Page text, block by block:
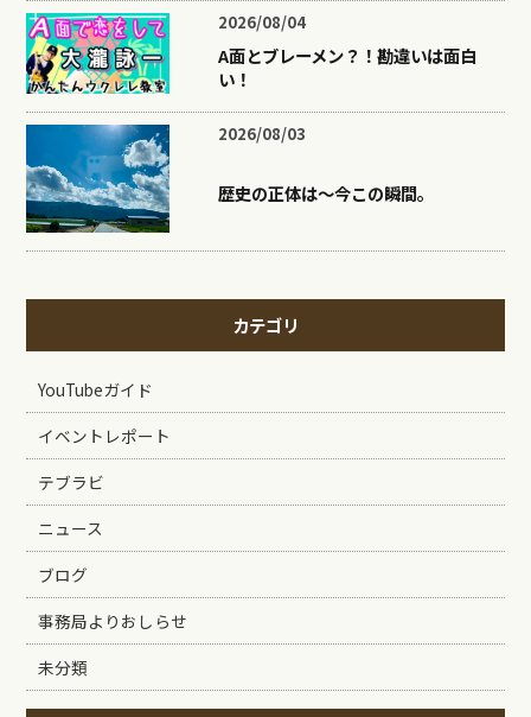
2026/08/04
A面とブレーメン？！勘違いは面白
い！
2026/08/03
歴史の正体は〜今この瞬間。
カテゴリ
YouTubeガイド
イベントレポート
テブラビ
ニュース
ブログ
事務局よりおしらせ
未分類